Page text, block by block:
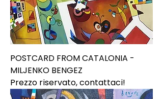
POSTCARD FROM CATALONIA -
MILJENKO BENGEZ
Prezzo riservato, contattaci!